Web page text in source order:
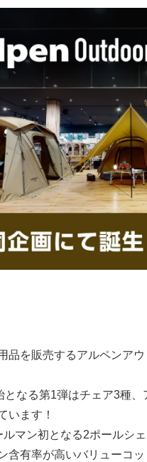
品を販売するアルペンア
となる第1弾はチェア3種
います！
マン初となる2ポールシ
含有率が高いバリューコ